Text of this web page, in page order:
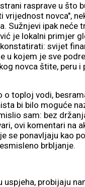
rasprave u što
vrijednost novca",
Sužnjevi ipak neće
je lokalni primjer
svijet
u kojem je sve
novca štite, peru
o toploj vodi,
bi bilo moguće
sam: bez
ovi komentari na
se ponavljaju kao
brbljanje.
uspjeha, probijaju